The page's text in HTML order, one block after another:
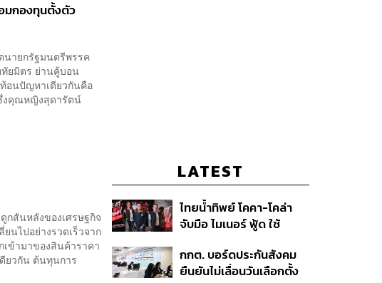
มกองทุนตั้งตัว
ายกรัฐมนตรีพรรค
ยมิตร ย่านคู้บอน
อนปัญหาเดียวกันคือ
งคุณหญิงสุดารัตน์
กสันหลังของเศรษฐกิจ
นไปอย่างรวดเร็วจาก
ข้ามาของสินค้าราคา
ยวกัน ต้นทุนการ
LATEST
ไทยน้ำทิพย์ โคคา-โคล่า
จับมือ ไมเนอร์ ฟู้ด ใช้
พัน Music Marketing ใน
ปีที่ธุรกิจร้านอาหารโต
กกต. บอร์ดประกันสังคม
ยืนยันไม่เลื่อนวันเลือกตั้ง